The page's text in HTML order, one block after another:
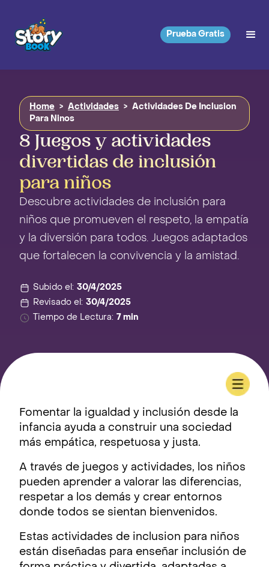
Prueba Gratis
Home > Actividades >
Actividades De Inclusion
Para Ninos
8 Juegos y actividades
divertidas de inclusión
para niños
Descubre actividades de inclusión para
niños que promueven el respeto, la empatía
y la diversión para todos. Juegos adaptados
que fortalecen la convivencia y la amistad.
Subido el: 30/4/2025
Revisado el: 30/4/2025
Tiempo de Lectura: 7 min
Fomentar la igualdad y inclusión desde la
infancia ayuda a construir una sociedad
más empática, respetuosa y justa.
A través de juegos y actividades, los niños
pueden aprender a valorar las diferencias,
respetar a los demás y crear entornos
donde todos se sientan bienvenidos.
Estas actividades de inclusion para niños
están diseñadas para enseñar inclusión de